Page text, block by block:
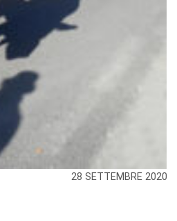
28 SETTEMBRE 2020